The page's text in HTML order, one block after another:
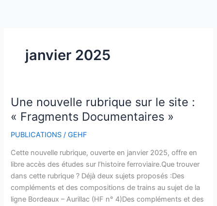
janvier 2025
Une nouvelle rubrique sur le site :
« Fragments Documentaires »
PUBLICATIONS /GEHF
Cette nouvelle rubrique, ouverte en janvier 2025, offre en
libre accès des études sur l’histoire ferroviaire.Que trouver
dans cette rubrique ? Déjà deux sujets proposés :Des
compléments et des compositions de trains au sujet de la
ligne Bordeaux – Aurillac (HF n° 4)Des compléments et des
Une
nouvelle
rubrique
sur
Documentaires »